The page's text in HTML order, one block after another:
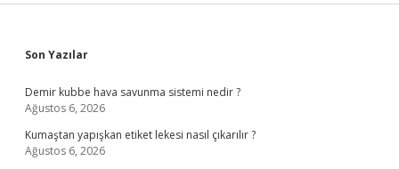
Sidebar
Son Yazılar
Demir kubbe hava savunma sistemi nedir ?
Ağustos 6, 2026
Kumaştan yapışkan etiket lekesi nasıl çıkarılır ?
Ağustos 6, 2026